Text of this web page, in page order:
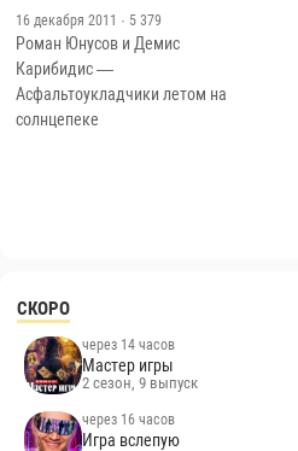
16 декабря 2011 · 5 379
Роман Юнусов и Демис
Карибидис —
Асфальтоукладчики летом на
солнцепеке
СКОРО
через 14 часов
Мастер игры
2 сезон, 9 выпуск
через 16 часов
Игра вслепую